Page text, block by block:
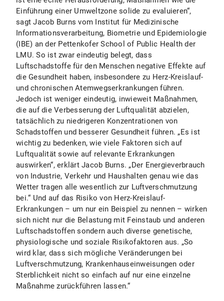
Einführung einer Umweltzone solide zu evaluieren“,
sagt Jacob Burns vom Institut für Medizinische
Informationsverarbeitung, Biometrie und Epidemiologie
(IBE) an der Pettenkofer School of Public Health der
LMU. So ist zwar eindeutig belegt, dass
Luftschadstoffe für den Menschen negative Effekte auf
die Gesundheit haben, insbesondere zu Herz-Kreislauf-
und chronischen Atemwegserkrankungen führen.
Jedoch ist weniger eindeutig, inwieweit Maßnahmen,
die auf die Verbesserung der Luftqualität abzielen,
tatsächlich zu niedrigeren Konzentrationen von
Schadstoffen und besserer Gesundheit führen. „Es ist
wichtig zu bedenken, wie viele Faktoren sich auf
Luftqualität sowie auf relevante Erkrankungen
auswirken“, erklärt Jacob Burns. „Der Energieverbrauch
von Industrie, Verkehr und Haushalten genau wie das
Wetter tragen alle wesentlich zur Luftverschmutzung
bei.“ Und auf das Risiko von Herz-Kreislauf-
Erkrankungen – um nur ein Beispiel zu nennen – wirken
sich nicht nur die Belastung mit Feinstaub und anderen
Luftschadstoffen sondern auch diverse genetische,
physiologische und soziale Risikofaktoren aus. „So
wird klar, dass sich mögliche Veränderungen bei
Luftverschmutzung, Krankenhauseinweisungen oder
Sterblichkeit nicht so einfach auf nur eine einzelne
Maßnahme zurückführen lassen.“